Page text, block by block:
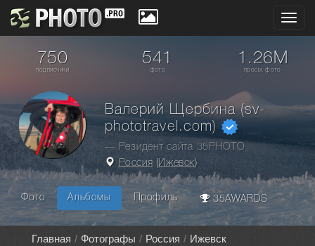
750
подписчики
541
фото
1.26M
просм. фото
Валерий Щербина (sv-
phototravel.com)
— Резидент сайта 35PHOTO
Россия (Ижевск)
Фото Альбомы Профиль 35AWARDS
Главная Фотографы Россия
Ижевск